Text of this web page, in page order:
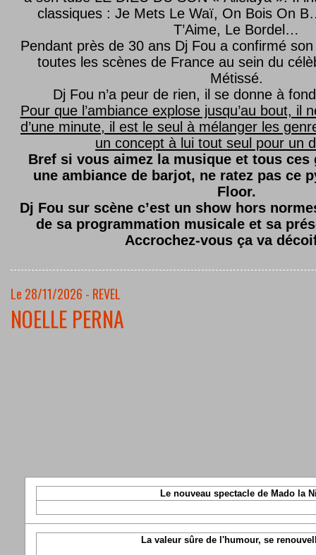
classiques : Je Mets Le Waï, On Bois On
T’Aime, Le Bordel…
Pendant près de 30 ans Dj Fou a confirmé son
toutes les scènes de France au sein du
Métissé.
Dj Fou n’a peur de rien, il se donne à
Pour que l’ambiance explose jusqu’au bout, il
d’une minute, il est le seul à mélanger les
un concept à lui tout seul pour un
Bref si vous aimez la musique et tous ces
une ambiance de barjot, ne ratez pas ce
Floor.
Dj Fou sur scène c’est un show hors
de sa programmation musicale et sa
Accrochez-vous ça va
Le 28/11/2026 - REVEL
NOELLE PERNA
Le nouveau spectacle de Mado la
La valeur sûre de l'humour, se